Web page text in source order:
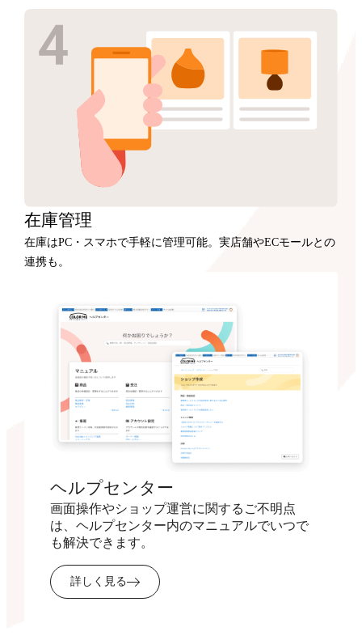
在庫管理
在庫はPC・スマホで手軽に管理可能。実店舗やECモールとの
連携も。
ヘルプセンター
画面操作やショップ運営に関するご不明点
は、ヘルプセンター内のマニュアルでいつで
も解決できます。
詳しく見る